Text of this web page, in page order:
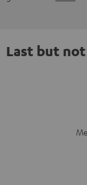
Last but